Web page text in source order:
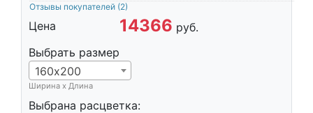
Отзывы покупателей (2)
Цена 14366 руб.
Выбрать размер
160х200
Ширина х Длина
Выбрана расцветка: